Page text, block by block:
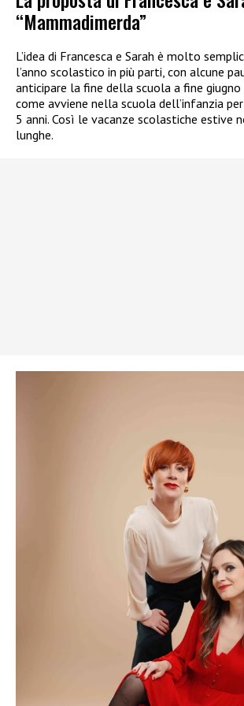
“Mammadimerda”
L’idea di Francesca e Sarah è molto
l’anno scolastico in più parti, con alcune
anticipare la fine della scuola a fine giugno
come avviene nella scuola dell’infanzia
5 anni. Così le vacanze scolastiche estive
lunghe.